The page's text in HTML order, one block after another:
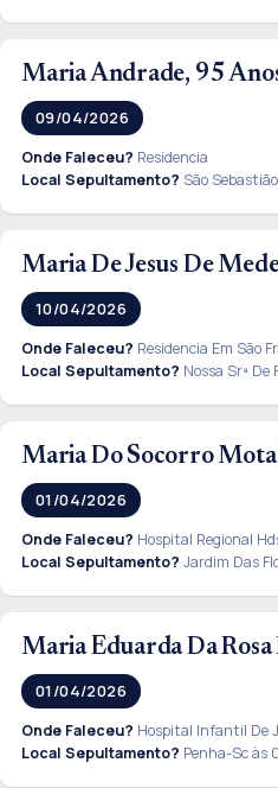
Maria Andrade, 95
09/04/2026
Onde Faleceu? Residencia
Local Sepultamento? São
Maria De Jesus De
10/04/2026
Onde Faleceu? Residencia Em São
Local Sepultamento? Nossa Srª
Maria Do Socorro
01/04/2026
Onde Faleceu? Hospital Regional
Local Sepultamento? Jardim Das
Maria Eduarda Da
01/04/2026
Onde Faleceu? Hospital Infantil De
Local Sepultamento? Penha-Sc às